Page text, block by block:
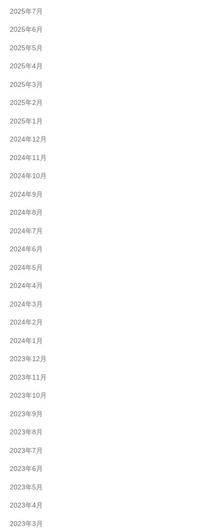
2025年7月
2025年6月
2025年5月
2025年4月
2025年3月
2025年2月
2025年1月
2024年12月
2024年11月
2024年10月
2024年9月
2024年8月
2024年7月
2024年6月
2024年5月
2024年4月
2024年3月
2024年2月
2024年1月
2023年12月
2023年11月
2023年10月
2023年9月
2023年8月
2023年7月
2023年6月
2023年5月
2023年4月
2023年3月